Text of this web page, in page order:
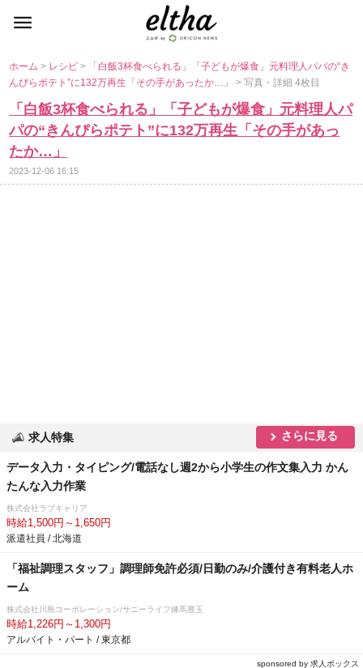
ホーム> レシピ>
「白飯3杯食べられる」「子どもが爆食」元料理人パパの“き
んぴらポテト”に132万再生「その手があったか…」> 写真・詳細 4枚目
「白飯3杯食べられる」「子どもが爆食」元料理人パ
パの“きんぴらポテト”に132万再生「その手があっ
たか…」
2023-12-06 16:15
求人特集 さらに見る
データ入力・タイピング/電話なし週2から小学生の作文集入力 かん
たんな入力作業
株式会社ラブキャリア
時給1,500円～1,650円
派遣社員 / 北海道
「福祉調理スタッフ」調理師免許必須/日勤のみ/介護付き有料老人ホ
ーム
株式会社川島コーポレーション/サニーライフ練馬豊玉
時給1,226円～1,300円
アルバイト・パート / 東京都
sponsored by 求人ボックス